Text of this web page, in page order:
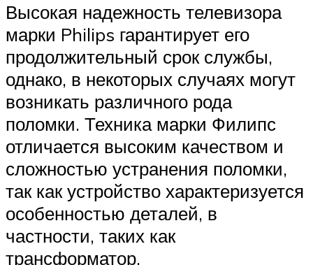
Высокая надежность телевизора
марки Philips гарантирует его
продолжительный срок службы,
однако, в некоторых случаях могут
возникать различного рода
поломки. Техника марки Филипс
отличается высоким качеством и
сложностью устранения поломки,
так как устройство характеризуется
особенностью деталей, в
частности, таких как
трансформатор.